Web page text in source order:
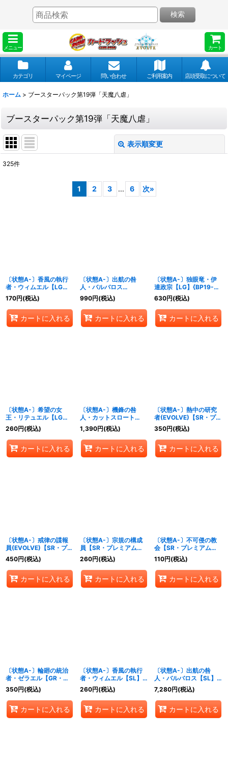
メニュー カート
検索
カテゴリ マイページ 問い合わせ ご利用案内 店頭受取について
ホーム > ブースターパック第19弾「天魔八虐」
ブースターパック第19弾「天魔八虐」
表示順変更
325件
1 2 3 ... 6 次»
〔状態A-〕香風の執行
者・ウィムエル【LG】
{BP19-003}《エルフ》
170円(税込)
カートに入れる
〔状態A-〕出航の咎
人・バルバロス
(EVOLVE)【LG】
{BP19-020}《ロイヤ
ル》
990円(税込)
カートに入れる
〔状態A-〕独眼竜・伊
達政宗【LG】{BP19-
059}《ドラゴン》
630円(税込)
カートに入れる
〔状態A-〕希望の女
王・リテュエル【LG】
{BP19-095}《ビショッ
プ》
260円(税込)
カートに入れる
〔状態A-〕機鋒の咎
人・カットスロート
【LG】{BP19-110}《ニ
ュートラル》
1,390円(税込)
カートに入れる
〔状態A-〕熱中の研究
者(EVOLVE)【SR・プレ
ミアム】{BP19-P15}
《ウィッチ》
350円(税込)
カートに入れる
〔状態A-〕戒律の諜報
員(EVOLVE)【SR・プレ
ミアム】{BP19-P28}
《ビショップ》
450円(税込)
カートに入れる
〔状態A-〕宗規の構成
員【SR・プレミアム】
{BP19-P29}《ビショッ
プ》
260円(税込)
カートに入れる
〔状態A-〕不可侵の教
会【SR・プレミアム】
{BP19-P30}《ビショッ
プ》
110円(税込)
カートに入れる
〔状態A-〕輪廻の統治
者・ゼラエル【GR・プ
レミアム】{BP19-P31}
《ニュートラル》
350円(税込)
カートに入れる
〔状態A-〕香風の執行
者・ウィムエル【SL】
{BP19-SL03}《エル
フ》
260円(税込)
カートに入れる
〔状態A-〕出航の咎
人・バルバロス【SL】
{BP19-SL05}《ロイヤ
ル》
7,280円(税込)
カートに入れる